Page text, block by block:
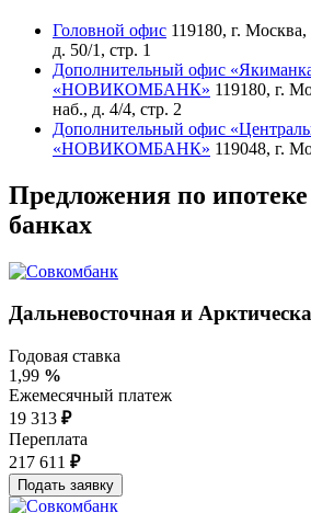
Головной офис 119180, г.
д. 50/1, стр. 1
Дополнительный офис
«НОВИКОМБАНК» 119180, г.
наб., д. 4/4, стр. 2
Дополнительный офис
«НОВИКОМБАНК» 119048, г.
Предложения по
банках
Дальневосточная и
Годовая ставка
1,99 %
Ежемесячный платеж
19 313 ₽
Переплата
217 611 ₽